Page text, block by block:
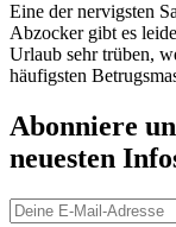
Eine der nervigsten
Abzocker gibt es
Urlaub sehr trüben,
häufigsten
Abonniere
neuesten